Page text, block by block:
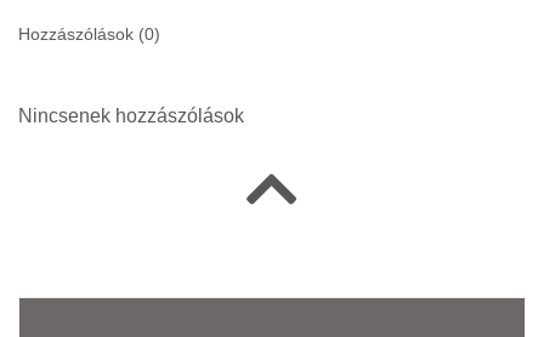
Hozzászólások (0)
Nincsenek hozzászólások